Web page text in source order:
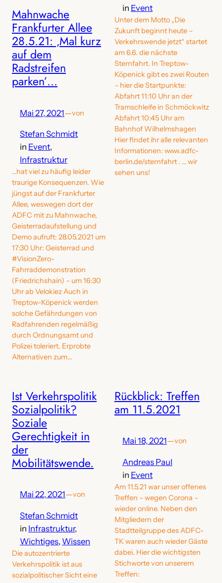
Mahnwache
Frankfurter Allee
28.5.21: ‚Mal kurz
auf dem
Radstreifen
parken’…
Mai 27, 2021—von
Stefan Schmidt
in Event
Infrastruktur
…hat viel zu häufig leider
traurige Konsequenzen. Wie
jüngst auf der Frankfurter
Allee, weswegen dort der
ADFC mit zu Mahnwache,
Geisterradaufstellung und
Demo aufruft: 28.05.2021 um
17:30 Uhr: Geisterrad und
#VisionZero-
Fahrraddemonstration
(Friedrichshain) – um 16:30
Uhr ab Velokiez Auch in
Treptow-Köpenick werden
solche Gefährdungen von
Radfahrenden regelmäßig
durch Ordnungsamt und
Polizei toleriert. Erprobte
Alternativen zum…
in Event
Unter dem Motto „Die
Zukunft beginnt heute –
Verkehrswende jetzt“ startet
am 6.6. die nächste
Sternfahrt. In Treptow-
Köpenick gibt es zwei Routen
– hier die Startpunkte:
Abfahrt 11:10 Uhr an der
Tramschleife in Schmöckwitz
Abfahrt 10:45 Uhr am
Bahnhof Wilhelmshagen
Hier findet ihr alle relevanten
Informationen: www.adfc-
berlin.de/sternfahrt . … wir
sehen uns!
Ist Verkehrspolitik
Sozialpolitik?
Soziale
Gerechtigkeit in
der
Mobilitätswende.
Mai 22, 2021—von
Stefan Schmidt
in Infrastruktur
Wichtiges, Wissen
Die autozentrierte
Verkehrspolitik ist aus
sozialpolitischer Sicht eine
Rückblick: Treffen
am 11.5.2021
Mai 18, 2021—von
Andreas Paul
in Event
Am 11.5.21 war unser offenes
Treffen – wegen Corona –
wieder online. Neben den
Mitgliedern der
Stadtteilgruppe des ADFC-
TK waren auch wieder Gäste
dabei. Hier die wichtigsten
Stichworte von unserem
Treffen: